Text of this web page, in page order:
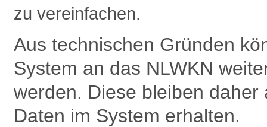
zu vereinfachen.
Aus technischen Gründen
System an das NLWKN
werden. Diese bleiben
Daten im System erhalten.